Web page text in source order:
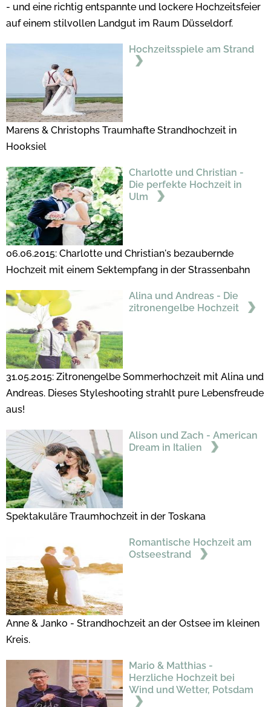
- und eine richtig entspannte und lockere Hochzeitsfeier
auf einem stilvollen Landgut im Raum Düsseldorf.
Hochzeitsspiele am Strand
Marens & Christophs Traumhafte Strandhochzeit in
Hooksiel
Charlotte und Christian -
Die perfekte Hochzeit in
Ulm
06.06.2015: Charlotte und Christian's bezaubernde
Hochzeit mit einem Sektempfang in der Strassenbahn
Alina und Andreas - Die
zitronengelbe Hochzeit
31.05.2015: Zitronengelbe Sommerhochzeit mit Alina und
Andreas. Dieses Styleshooting strahlt pure Lebensfreude
aus!
Alison und Zach - American
Dream in Italien
Spektakuläre Traumhochzeit in der Toskana
Romantische Hochzeit am
Ostseestrand
Anne & Janko - Strandhochzeit an der Ostsee im kleinen
Kreis.
Mario & Matthias -
Herzliche Hochzeit bei
Wind und Wetter, Potsdam